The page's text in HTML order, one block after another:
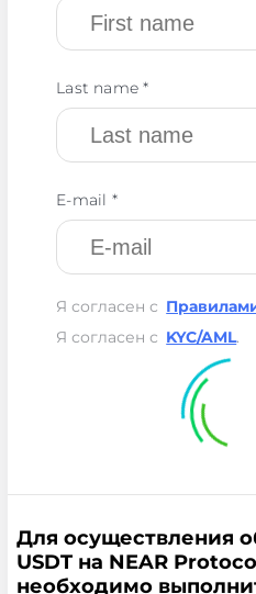
Last name *
E-mail *
Я согласен с
Я согласен с KYC/AML.
Для осуществления
USDT на NEAR
необходимо